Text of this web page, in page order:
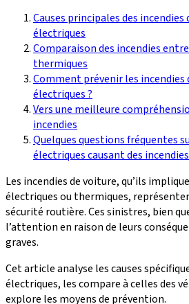
Causes principales des
électriques
Comparaison des incendies
thermiques
Comment prévenir les incendies
électriques ?
Vers une meilleure
incendies
Quelques questions fréquentes
électriques causant des incendies
Les incendies de voiture, qu’ils
électriques ou thermiques,
sécurité routière. Ces sinistres, bien
l’attention en raison de leurs
graves.
Cet article analyse les causes
électriques, les compare à celles des
explore les moyens de prévention.